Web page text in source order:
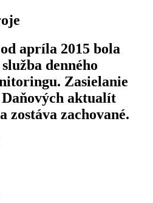
apríla 2015 bola
denného
Zasielanie
aktualít
zostáva zachované.